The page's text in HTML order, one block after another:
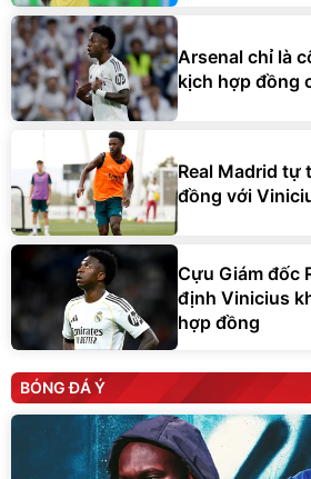
Arsenal chỉ là
kịch hợp đồng
Real Madrid tự
đồng với
Cựu Giám đốc
định Vinicius
hợp đồng
BÓNG ĐÁ Ý